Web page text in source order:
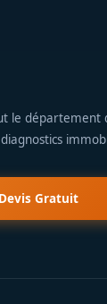
le département
Devis Gratuit